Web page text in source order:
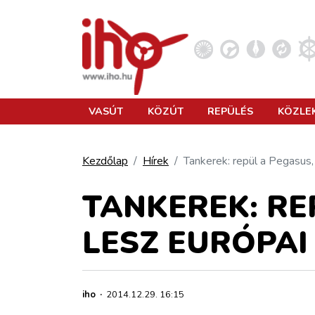
KÖZLEKEDÉSFEJLESZTÉS
ELLÁTÁSI LÁNC
VASÚT KÖZÚT REPÜLÉS
Kezdőlap Hírek Tankerek: repül a
TANKEREK:
LESZ
iho · 2014.12.29. 16:15